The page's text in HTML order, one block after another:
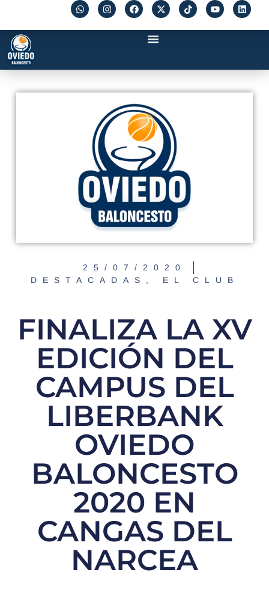
25/07/2020
DESTACADAS , EL CLUB
FINALIZA LA XV
EDICIÓN DEL
CAMPUS DEL
LIBERBANK
OVIEDO
BALONCESTO
2020 EN
CANGAS DEL
NARCEA